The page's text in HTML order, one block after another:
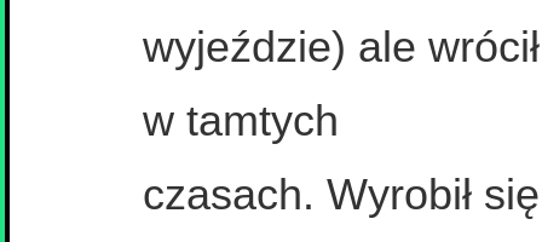
wyjeździe) ale
w tamtych
czasach. Wyrobił